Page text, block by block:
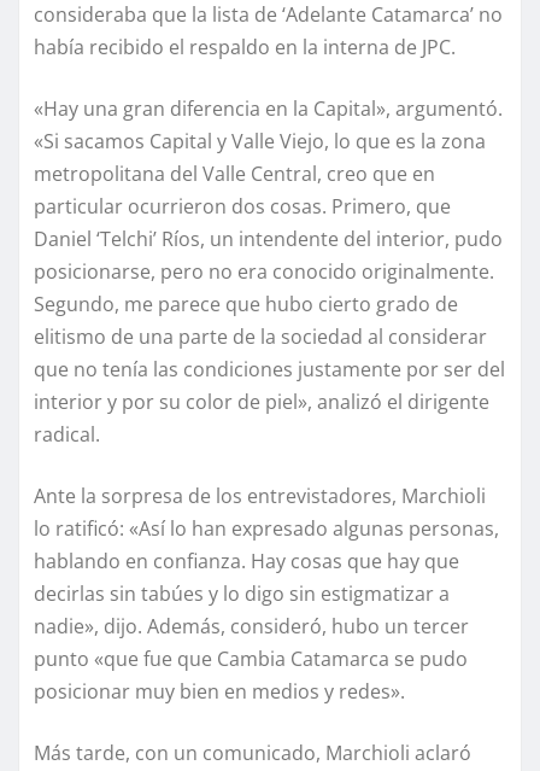
consideraba que la lista de ‘Adelante Catamarca’ no
había recibido el respaldo en la interna de JPC.
«Hay una gran diferencia en la Capital», argumentó.
«Si sacamos Capital y Valle Viejo, lo que es la zona
metropolitana del Valle Central, creo que en
particular ocurrieron dos cosas. Primero, que
Daniel ‘Telchi’ Ríos, un intendente del interior, pudo
posicionarse, pero no era conocido originalmente.
Segundo, me parece que hubo cierto grado de
elitismo de una parte de la sociedad al considerar
que no tenía las condiciones justamente por ser del
interior y por su color de piel», analizó el dirigente
radical.
Ante la sorpresa de los entrevistadores, Marchioli
lo ratificó: «Así lo han expresado algunas personas,
hablando en confianza. Hay cosas que hay que
decirlas sin tabúes y lo digo sin estigmatizar a
nadie», dijo. Además, consideró, hubo un tercer
punto «que fue que Cambia Catamarca se pudo
posicionar muy bien en medios y redes».
Más tarde, con un comunicado, Marchioli aclaró